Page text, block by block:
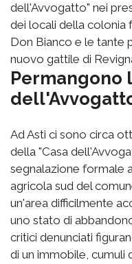
dell'Avvogatto" nei
dei locali della colonia
Don Bianco e le tante
nuovo gattile di
Permangono
Ad Asti ci sono circa
della "Casa
segnalazione formale
agricola sud del
un'area difficilmente
uno stato di
critici denunciati
di un immobile, cumuli